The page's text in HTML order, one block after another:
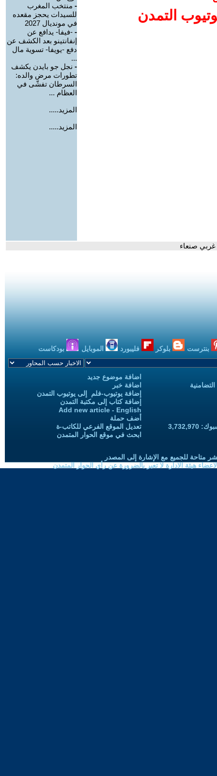
التمدن
- منتخب المغرب
للسيدات يحجز مقعده
في مونديال 2027
- -فيفا- يدافع عن
إنفانتينو بعد الكشف عن
دفع -يويفا- تسوية مال
...
- نجل جو بايدن يكشف
تطورات مرض والده:
السرطان تفشّى في
العظام ...
المزيد.....
المزيد.....
صنعاء
بنترست بلوكر فليبورد الموبايل بودكاست
اضافة موضوع جديد
اضافة خبر
إضافة يوتيوب-فلم إلى يوتيوب التمدن
إضافة كتاب إلى مكتبة التمدن
Add new article - English
أضف حملة
تعديل الموقع الفرعي للكاتب-ة
ابحث في موقع الحوار المتمدن
متاحة للجميع مع الإشارة إلى المصدر
هيئة الادارة لا تعبر بالضرورة عن رأي الحوار المتمدن